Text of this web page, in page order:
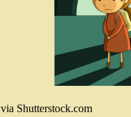
via Shutterstock.com